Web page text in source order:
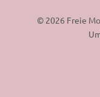
© 2026 Freie